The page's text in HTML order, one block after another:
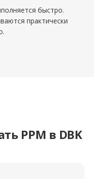
быстро.
практически
PPM в DBK